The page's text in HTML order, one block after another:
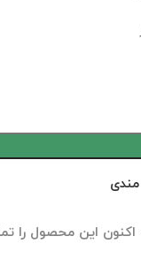
مندی
اکنون این محصول را